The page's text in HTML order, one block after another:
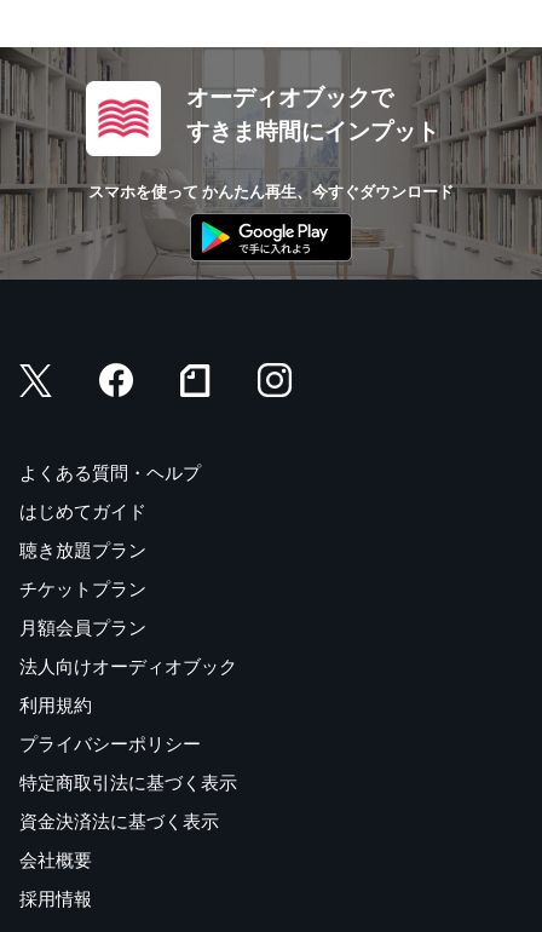
オーディオブックで
すきま時間にインプット
スマホを使って かんたん再生、今すぐダウンロード
よくある質問・ヘルプ
はじめてガイド
聴き放題プラン
チケットプラン
月額会員プラン
法人向けオーディオブック
利用規約
プライバシーポリシー
特定商取引法に基づく表示
資金決済法に基づく表示
会社概要
採用情報